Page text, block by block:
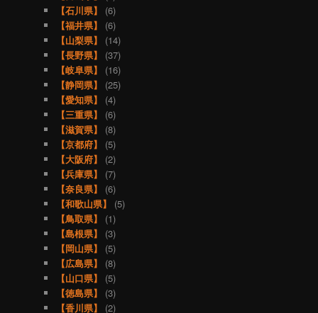
【石川県】
(6)
【福井県】
(6)
【山梨県】
(14)
【長野県】
(37)
【岐阜県】
(16)
【静岡県】
(25)
【愛知県】
(4)
【三重県】
(6)
【滋賀県】
(8)
【京都府】
(5)
【大阪府】
(2)
【兵庫県】
(7)
【奈良県】
(6)
【和歌山県】
(5)
【鳥取県】
(1)
【島根県】
(3)
【岡山県】
(5)
【広島県】
(8)
【山口県】
(5)
【徳島県】
(3)
【香川県】
(2)